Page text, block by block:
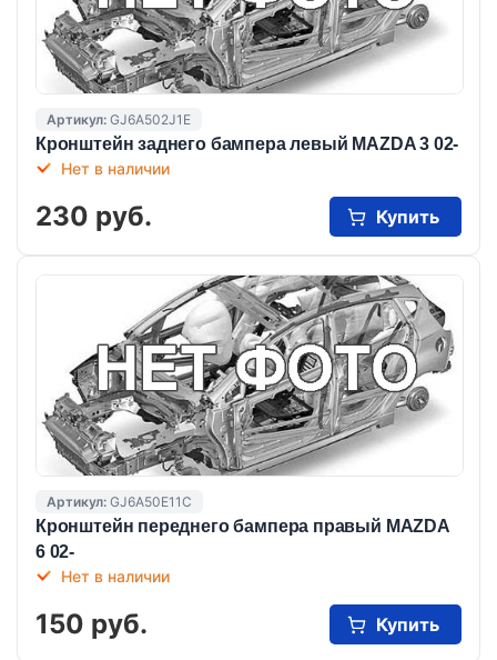
Артикул: GJ6A502J1E
Кронштейн заднего бампера левый MAZDA 3 02-
Нет в наличии
230 руб. Купить
Артикул: GJ6A50E11С
Кронштейн переднего бампера правый MAZDA
6 02-
Нет в наличии
150 руб. Купить